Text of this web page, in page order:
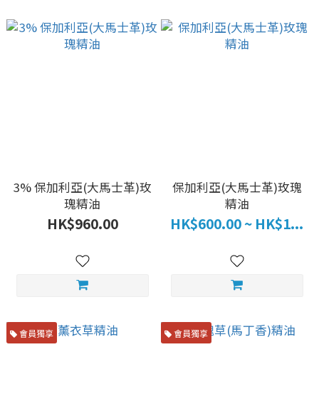
3% 保加利亞(大馬士革)玫
瑰精油
HK$960.00
保加利亞(大馬士革)玫瑰
精油
HK$600.00 ~ HK$1...
會員獨享 會員獨享